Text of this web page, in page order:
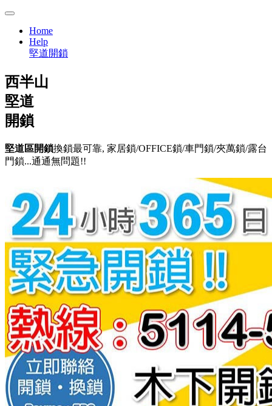
Home
Help
堅道開鎖
西半山
堅道
開鎖
堅道區開鎖換鎖最可靠, 家居鎖/OFFICE鎖/車門鎖/夾萬鎖/露台
門鎖...通通無問題!!